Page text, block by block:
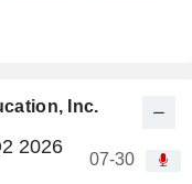
Inc.
2026
07-30